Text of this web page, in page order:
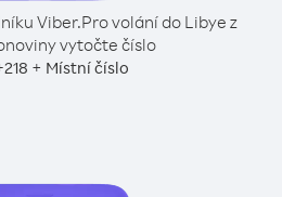
Viber.Pro volání do Libye z
vytočte číslo
218 + Místní číslo